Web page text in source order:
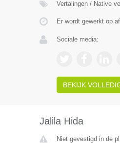
Vertalingen / Native
Er wordt gewerkt op
Sociale media:
BEKIJK
Jalila Hida
Niet gevestigd in de